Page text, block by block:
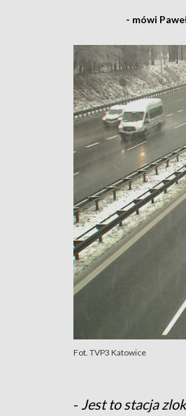
- mówi
Fot. TVP3 Katowice
- Jest to stacja